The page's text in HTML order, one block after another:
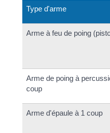
Type d'arme
Arme à feu de poing
Arme de poing à
coup
Arme d'épaule à 1 coup